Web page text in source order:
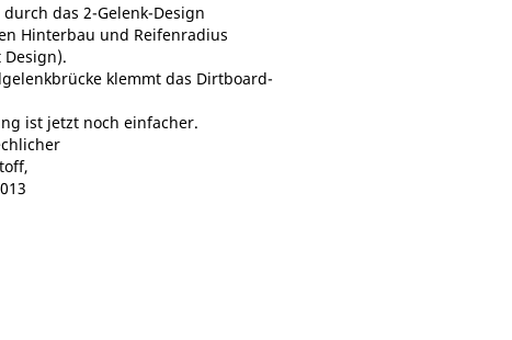
das 2-Gelenk-Design
Hinterbau und Reifenradius
Design).
klemmt das Dirtboard-
ist jetzt noch einfacher.